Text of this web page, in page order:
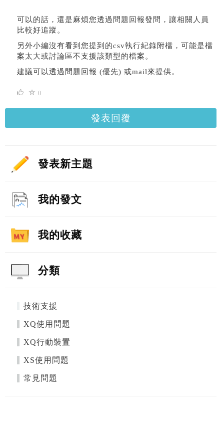
可以的話，還是麻煩您透過問題回報發問，讓相關人員
比較好追蹤。
另外小編沒有看到您提到的csv執行紀錄附檔，可能是檔
案太大或討論區不支援該類型的檔案。
建議可以透過問題回報 (優先) 或mail來提供。
0
發表回覆
發表新主題
我的發文
我的收藏
分類
技術支援
XQ使用問題
XQ行動裝置
XS使用問題
常見問題